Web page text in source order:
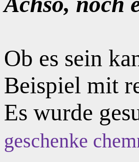
Ob es sein
Beispiel mit
Es wurde
geschenke